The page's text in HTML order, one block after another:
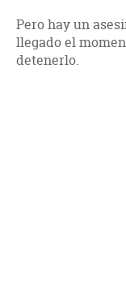
Pero hay un
llegado el
detenerlo.